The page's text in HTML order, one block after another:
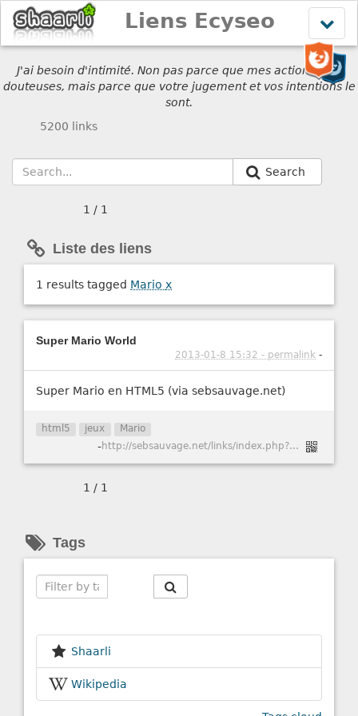
le
menu
Liens Ecyseo
J'ai besoin d'intimité. Non pas parce que mes actions sont
douteuses, mais parce que votre jugement et vos intentions le
sont.
5200 links
Search
1 / 1
Liste des liens
1 results tagged Mario x
Super Mario World
2013-01-8 15:32 - permalink -
Super Mario en HTML5 (via sebsauvage.net)
html5 jeux Mario
- http://sebsauvage.net/links/index.php?-_PFsQ
1 / 1
Tags
Shaarli
Wikipedia